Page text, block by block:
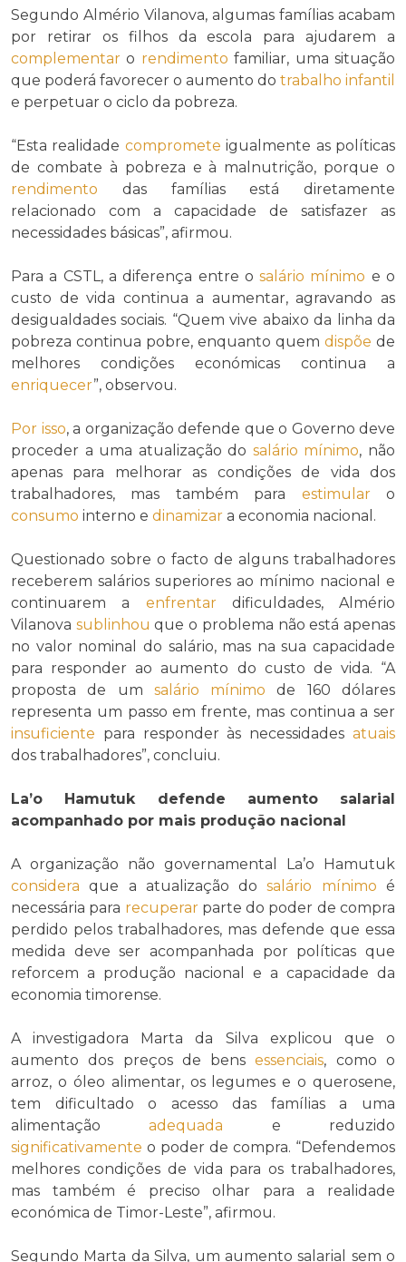
Segundo Almério Vilanova, algumas famílias acabam
por retirar os filhos da escola para ajudarem a
complementar o rendimento familiar, uma situação
que poderá favorecer o aumento do trabalho infantil
e perpetuar o ciclo da pobreza.
“Esta realidade compromete igualmente as políticas
de combate à pobreza e à malnutrição, porque o
rendimento das famílias está diretamente
relacionado com a capacidade de satisfazer as
necessidades básicas”, afirmou.
Para a CSTL, a diferença entre osalário mínimo e o
custo de vida continua a aumentar, agravando as
desigualdades sociais. “Quem vive abaixo da linha da
pobreza continua pobre, enquanto quem dispõe de
melhores condições económicas continua a
enriquecer”, observou.
Por isso, a organização defende que o Governo deve
proceder a uma atualização do salário mínimo, não
apenas para melhorar as condições de vida dos
trabalhadores, mas também para estimularo
consumo interno e dinamizar a economia nacional.
Questionado sobre o facto de alguns trabalhadores
receberem salários superiores ao mínimo nacional e
continuarem a enfrentardificuldades, Almério
Vilanova sublinhou que o problema não está apenas
no valor nominal do salário, mas na sua capacidade
para responder ao aumento do custo de vida. “A
proposta de um salário mínimo de 160 dólares
representa um passo em frente, mas continua a ser
insuficiente para responder às necessidades atuais
dos trabalhadores”, concluiu.
La’o Hamutuk defende aumento salarial
acompanhado por mais produção nacional
A organização não governamental La’o Hamutuk
considera que a atualização dosalário mínimo é
necessária para recuperarparte do poder de compra
perdido pelos trabalhadores, mas defende que essa
medida deve ser acompanhada por políticas que
reforcem a produção nacional e a capacidade da
economia timorense.
A investigadora Marta da Silva explicou que o
aumento dos preços de bensessenciais, como o
arroz, o óleo alimentar, os legumes e o querosene,
tem dificultado o acesso das famílias a uma
alimentaçãoadequada e reduzido
significativamente o poder de compra. “Defendemos
melhores condições de vida para os trabalhadores,
mas também é preciso olhar para a realidade
económica de Timor-Leste”, afirmou.
Segundo Marta da Silva, um aumento salarial sem o